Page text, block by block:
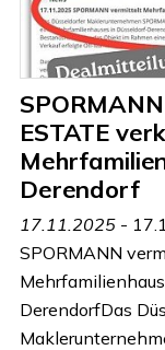
ESTATE
Derendorf
17.11.2025 -
SPORMANN
DerendorfDas